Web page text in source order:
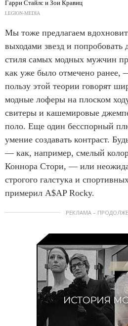
Гарри Стайлс и Зои Кравиц
LEGION-MEDIA
Мы тоже предлагаем
выходами звезд и попробовать
стиля самых модных мужчин
как уже было отмечено ранее,
пользу этой теории говорят
модные лоферы на плоском
свитеры и кашемировые
поло. Еще один бесспорный
умение создавать контраст.
— как, например, смелый
Коннора Стори, — или
строгого галстука и
примерил A$AP Rocky.
РЕКЛАМА –